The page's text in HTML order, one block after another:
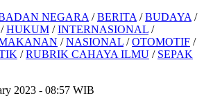
NEGARA /BERITA /BUDAYA /
/HUKUM /INTERNASIONAL /
/NASIONAL /OTOMOTIF /
/RUBRIK CAHAYA ILMU / SEPAK
2023 - 08:57 WIB